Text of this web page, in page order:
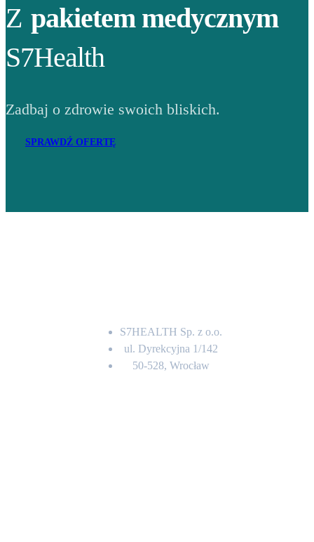
Z pakietem medycznym
S7Health
Zadbaj o zdrowie swoich bliskich.
SPRAWDŹ OFERTĘ
S7HEALTH Sp. z o.o.
ul. Dyrekcyjna 1/142
50-528, Wrocław